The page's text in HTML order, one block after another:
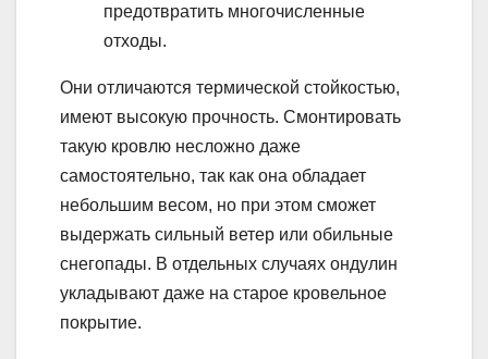
предотвратить многочисленные
отходы.
Они отличаются термической стойкостью,
имеют высокую прочность. Смонтировать
такую кровлю несложно даже
самостоятельно, так как она обладает
небольшим весом, но при этом сможет
выдержать сильный ветер или обильные
снегопады. В отдельных случаях ондулин
укладывают даже на старое кровельное
покрытие.